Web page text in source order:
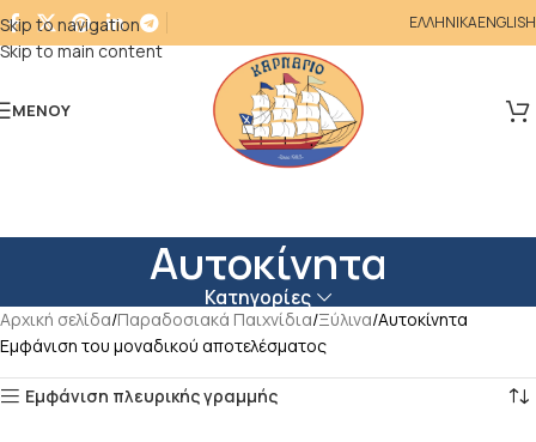
Skip to navigation
Skip to main content
ΕΛΛΗΝΙΚΑENGLISH
ΜΕΝΟΎ
Αυτοκίνητα
Κατηγορίες
Αρχική σελίδα Παραδοσιακά Παιχνίδια Ξύλινα Αυτοκίνητα
Εμφάνιση του μοναδικού αποτελέσματος
Εμφάνιση πλευρικής γραμμής